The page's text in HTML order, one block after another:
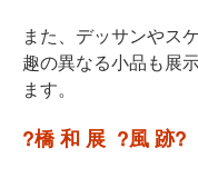
また、デッサンやス
趣の異なる小品も展
ます。
?橋 和 展 ?風 跡?